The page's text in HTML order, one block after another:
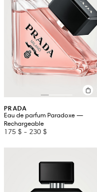
PRADA
Eau de parfum Paradoxe —
Rechargeable
175 $ - 230 $